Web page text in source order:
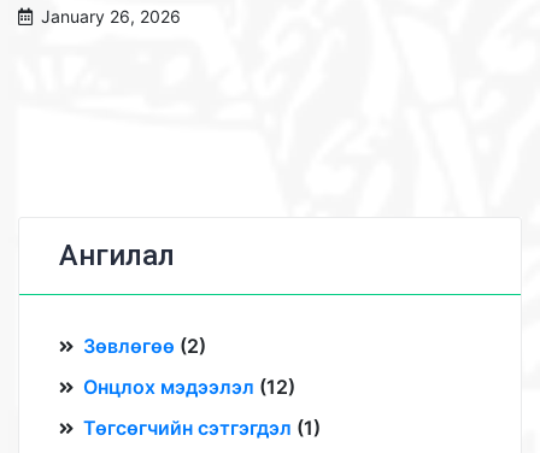
January 26, 2026
Ангилал
Зөвлөгөө (2)
Онцлох мэдээлэл (12)
Төгсөгчийн сэтгэгдэл (1)